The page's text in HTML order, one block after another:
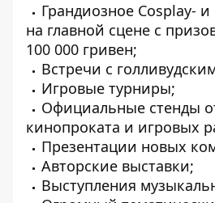
Грандиозное Cosplay-
на главной сцене с
100 000 гривен;
Встречи с
Игровые турниры;
Официальные стенды
кинопроката и игровых
Презентации новых
Авторские выставки;
Выступления